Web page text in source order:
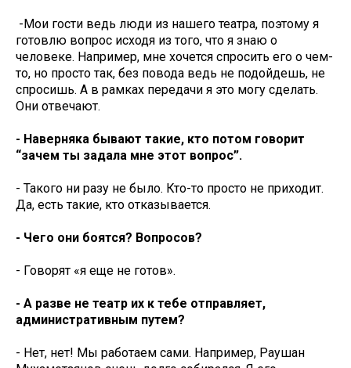
-Мои гости ведь люди из нашего театра, поэтому я
готовлю вопрос исходя из того, что я знаю о
человеке. Например, мне хочется спросить его о чем-
то, но просто так, без повода ведь не подойдешь, не
спросишь. А в рамках передачи я это могу сделать.
Они отвечают.
- Наверняка бывают такие, кто потом говорит
“зачем ты задала мне этот вопрос”.
- Такого ни разу не было. Кто-то просто не приходит.
Да, есть такие, кто отказывается.
- Чего они боятся? Вопросов?
- Говорят «я еще не готов».
- А разве не театр их к тебе отправляет,
административным путем?
- Нет, нет! Мы работаем сами. Например, Раушан